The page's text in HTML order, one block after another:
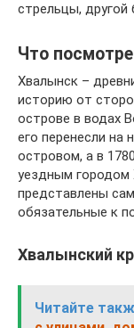
стрельцы,
Что
Хвалынск –
историю от
острове в водах
его перенесли
островом, а в
уездным городом
представлены
обязательные к
Хвалынский
Читайте